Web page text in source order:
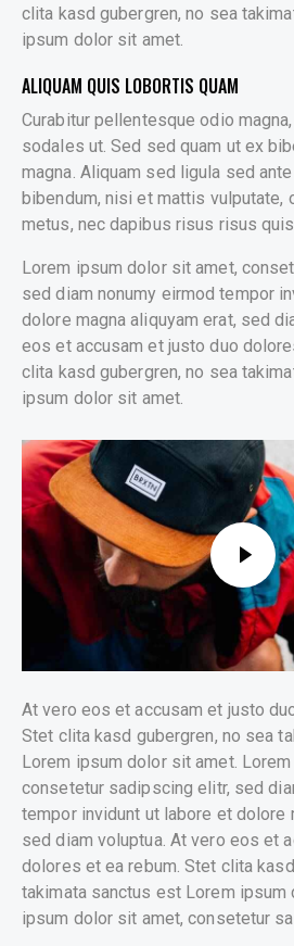
clita kasd gubergren, no sea
ipsum dolor sit amet.
ALIQUAM QUIS LOBORTIS QUAM
Curabitur pellentesque odio
sodales ut. Sed sed quam ut ex
magna. Aliquam sed ligula sed
bibendum, nisi et mattis vulputate,
metus, nec dapibus risus risus
Lorem ipsum dolor sit amet,
sed diam nonumy eirmod tempor
dolore magna aliquyam erat, sed
eos et accusam et justo duo
clita kasd gubergren, no sea
ipsum dolor sit amet.
At vero eos et accusam et justo
Stet clita kasd gubergren, no sea
Lorem ipsum dolor sit amet.
consetetur sadipscing elitr, sed
tempor invidunt ut labore et dolore
sed diam voluptua. At vero eos et
dolores et ea rebum. Stet clita
takimata sanctus est Lorem ipsum
ipsum dolor sit amet, consetetur